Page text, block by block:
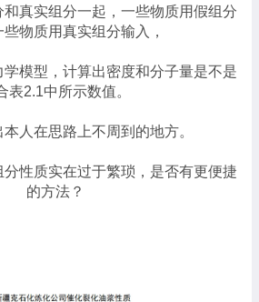
和真实组分一起，一些物质用假组分
物质用真实组分输入，
模型，计算出密度和分子量是不是
表2.1中所示数值。
人在思路上不周到的地方。
性质实在过于繁琐，是否有更便捷
的方法？